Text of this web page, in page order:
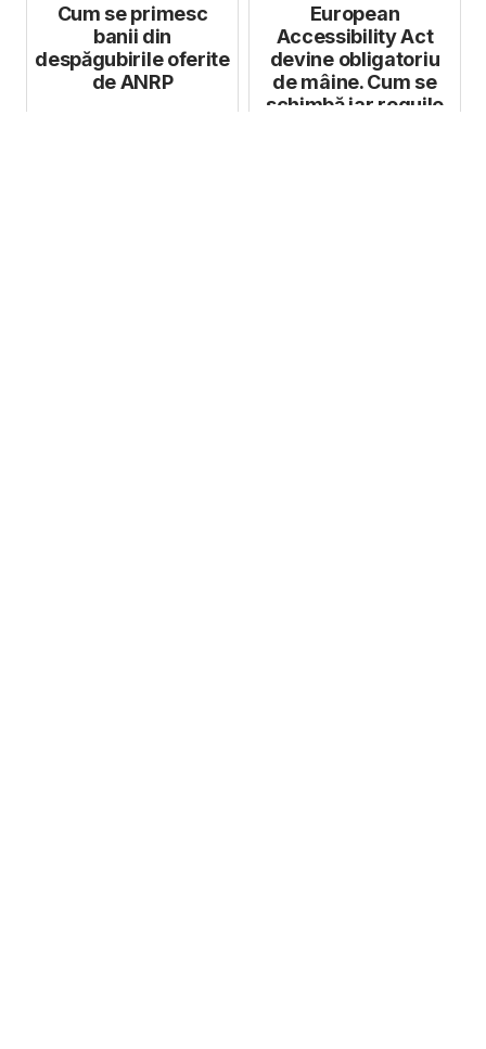
Cum se primesc
banii din
despăgubirile oferite
de ANRP
European
Accessibility Act
devine obligatoriu
de mâine. Cum se
schimbă iar reguile